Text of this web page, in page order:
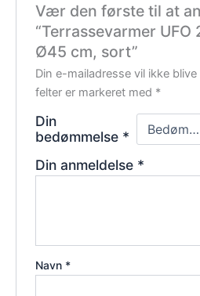
Vær den første til at
“Terrassevarmer UFO
Ø45 cm, sort”
Din e-mailadresse vil ikke
felter er markeret med *
Din
bedømmelse *
Din anmeldelse *
Navn *